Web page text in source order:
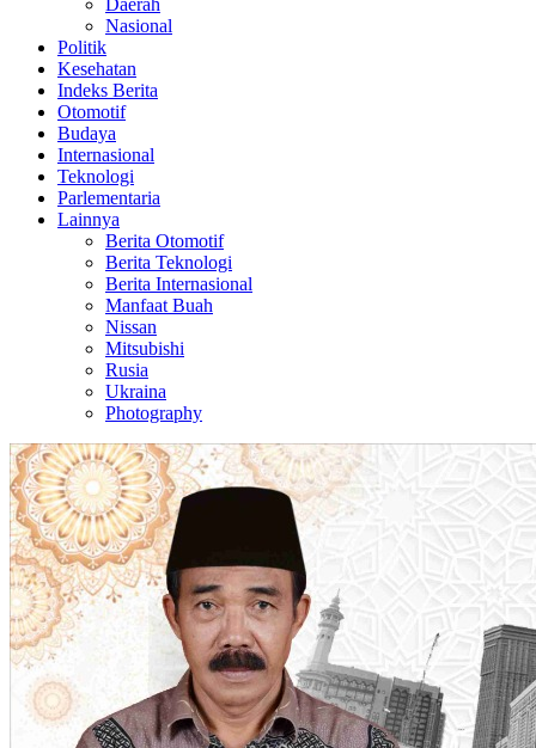
Daerah
Nasional
Politik
Kesehatan
Indeks Berita
Otomotif
Budaya
Internasional
Teknologi
Parlementaria
Lainnya
Berita Otomotif
Berita Teknologi
Berita Internasional
Manfaat Buah
Nissan
Mitsubishi
Rusia
Ukraina
Photography